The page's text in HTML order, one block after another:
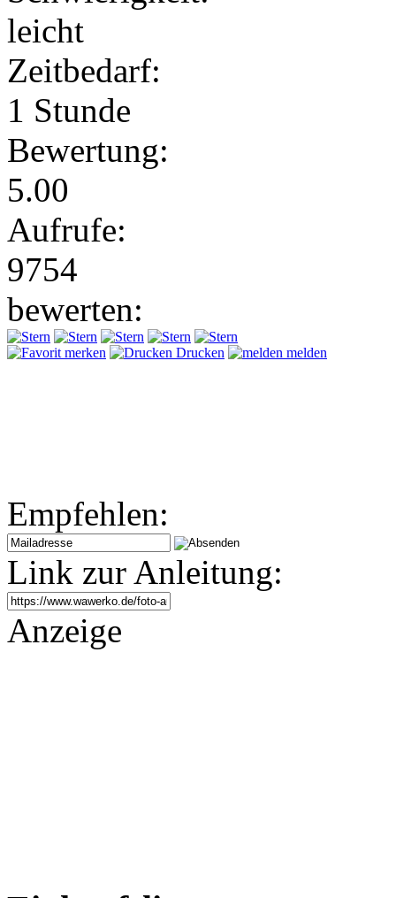
leicht
Zeitbedarf:
1 Stunde
Bewertung:
5.00
Aufrufe:
9754
bewerten:
merken Drucken melden
Empfehlen:
Link zur Anleitung:
Anzeige